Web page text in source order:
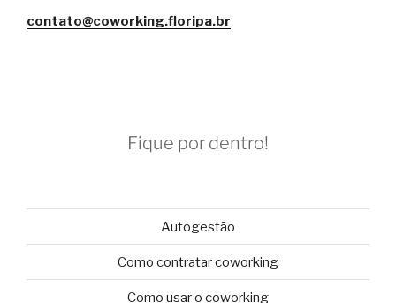
contato@coworking.floripa.br
Fique por dentro!
Autogestão
Como contratar coworking
Como usar o coworking